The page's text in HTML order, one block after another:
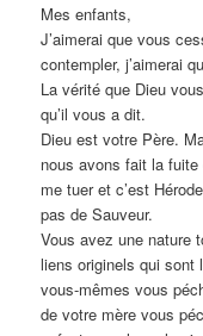
Mes enfants,
J’aimerai que vous
contempler, j’aimerai
La vérité que Dieu
qu’il vous a dit.
Dieu est votre Père.
nous avons fait la
me tuer et c’est
pas de Sauveur.
Vous avez une nature
liens originels qui sont
vous-mêmes vous
de votre mère vous